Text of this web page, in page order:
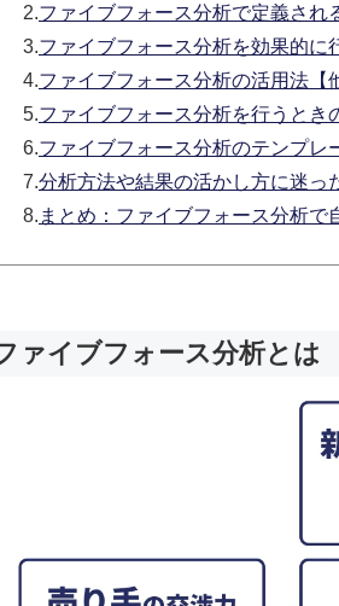
2.ファイブフォース分析で定義され
3.ファイブフォース分析を効果的に
4.ファイブフォース分析の活用法【
5.ファイブフォース分析を行うとき
6.ファイブフォース分析のテンプレ
7.分析方法や結果の活かし方に迷っ
8. まとめ：ファイブフォース分析で
ァイブフォース分析とは